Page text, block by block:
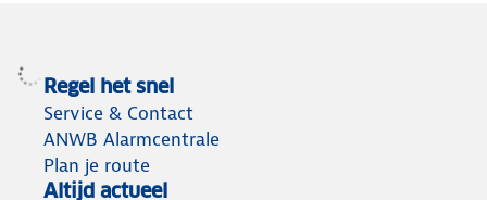
Regel het snel
Service & Contact
ANWB Alarmcentrale
Plan je route
Altijd actueel